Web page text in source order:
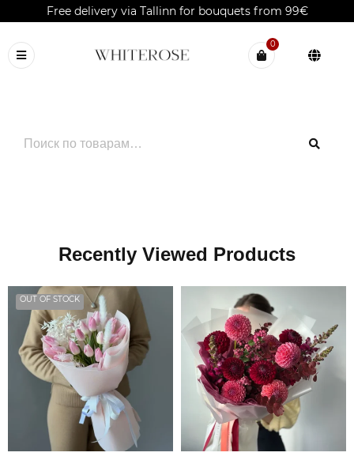
Free delivery via Tallinn for bouquets from 99€
0
Recently Viewed Products
OUT OF STOCK